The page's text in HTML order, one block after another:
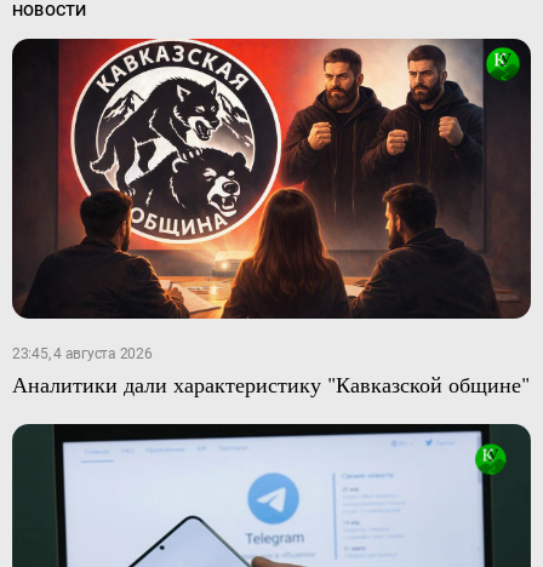
НОВОСТИ
23:45, 4 августа 2026
Аналитики дали характеристику "Кавказской общине"